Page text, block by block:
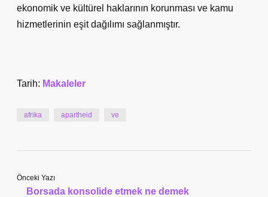
ekonomik ve kültürel haklarının korunması ve kamu
hizmetlerinin eşit dağılımı sağlanmıştır.
Tarih: Makaleler
afrika apartheid ve
Önceki Yazı
Borsada konsolide etmek ne demek